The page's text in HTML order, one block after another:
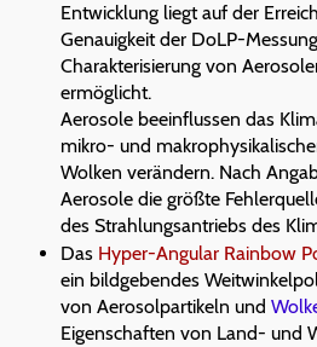
Entwicklung liegt auf der
Genauigkeit der DoLP-
Charakterisierung von
ermöglicht.
Aerosole beeinflussen das
mikro- und
Wolken verändern. Nach
Aerosole die größte
des Strahlungsantriebs des
Das Hyper-Angular Rainbow
ein bildgebendes
von Aerosolpartikeln und
Eigenschaften von Land- und